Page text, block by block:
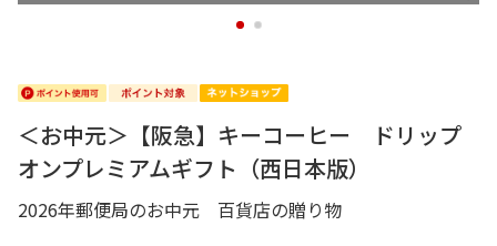
1 2
＜お中元＞【阪急】キーコーヒー ドリップ
オンプレミアムギフト（西日本版）
2026年郵便局のお中元 百貨店の贈り物